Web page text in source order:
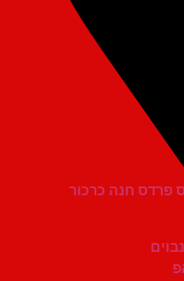
חנה כרכור